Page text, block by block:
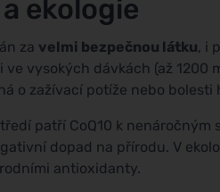
ekologie
za velmi bezpečnou látku, i
vysokých dávkách (až 1200
o zažívací potíže nebo bolesti
patří CoQ10 k nenáročným
dopad na přírodu. V
antioxidanty.